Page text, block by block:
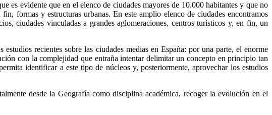
es evidente que en el elenco de ciudades mayores de 10.000 habitantes y que no
formas y estructuras urbanas. En este amplio elenco de ciudades encontramos
ciudades vinculadas a grandes aglomeraciones, centros turísticos y, en fin, un
recientes sobre las ciudades medias en España: por una parte, el enorme
con la complejidad que entraña intentar delimitar un concepto en principio tan
identificar a este tipo de núcleos y, posteriormente, aprovechar los estudios
desde la Geografía como disciplina académica, recoger la evolución en el